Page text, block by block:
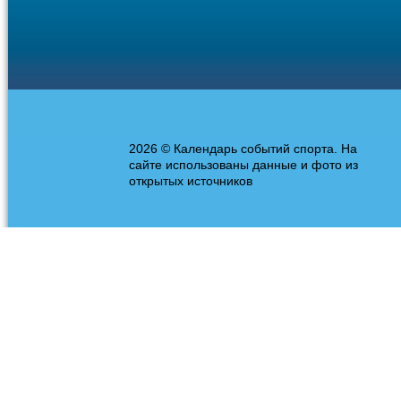
2026 © Календарь событий спорта. На
сайте использованы данные и фото из
открытых источников